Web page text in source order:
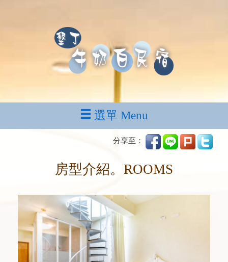
選單 Menu
分享至：
房型介紹。ROOMS